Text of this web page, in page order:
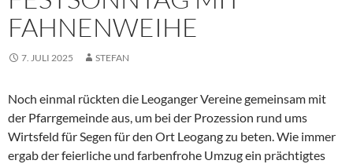
FAHNENWEIHE
7. JULI 2025 STEFAN
Noch einmal rückten die Leoganger Vereine gemeinsam mit
der Pfarrgemeinde aus, um bei der Prozession rund ums
Wirtsfeld für Segen für den Ort Leogang zu beten. Wie immer
ergab der feierliche und farbenfrohe Umzug ein prächtigtes